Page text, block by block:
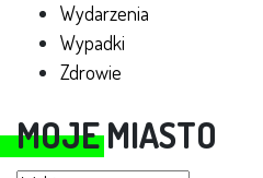
Wydarzenia
Wypadki
Zdrowie
MOJE MIASTO
Moje miasto